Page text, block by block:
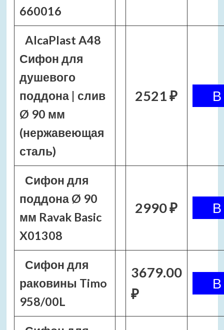
660016
AlcaPlast A48
Сифон для
душевого
поддона | слив
Ø 90 мм
(нержавеющая
сталь)
2521 ₽
Сифон для
поддона Ø 90
мм Ravak Basic
X01308
2990 ₽
Сифон для
раковины Timo
958/00L
3679.00
₽